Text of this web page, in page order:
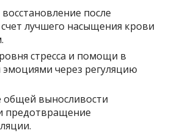
после
счет лучшего насыщения крови
стресса и помощи в
эмоциями через регуляцию
выносливости
предотвращение